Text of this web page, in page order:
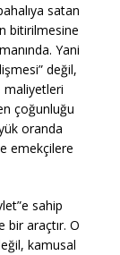
satan
bitirilmesine
Yani
değil,
maliyetleri
çoğunluğu
oranda
emekçilere
sahip
bir araçtır. O
kamusal